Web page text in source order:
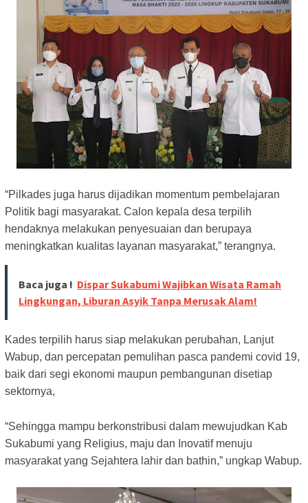
“Pilkades juga harus dijadikan momentum pembelajaran
Politik bagi masyarakat. Calon kepala desa terpilih
hendaknya melakukan penyesuaian dan berupaya
meningkatkan kualitas layanan masyarakat,” terangnya.
Baca juga ! Dispar Sukabumi Wajibkan Wisata Ramah
Lingkungan, Liburan Asyik Tanpa Merusak Alam!
Kades terpilih harus siap melakukan perubahan, Lanjut
Wabup, dan percepatan pemulihan pasca pandemi covid 19,
baik dari segi ekonomi maupun pembangunan disetiap
sektornya,
“Sehingga mampu berkonstribusi dalam mewujudkan Kab
Sukabumi yang Religius, maju dan Inovatif menuju
masyarakat yang Sejahtera lahir dan bathin,” ungkap Wabup.